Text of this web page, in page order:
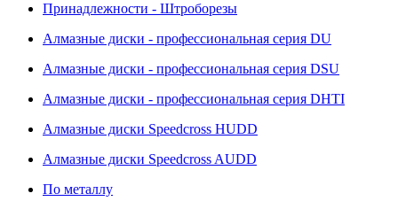
Принадлежности - Штроборезы
Алмазные диски - профессиональная серия DU
Алмазные диски - профессиональная серия DSU
Алмазные диски - профессиональная серия DHTI
Алмазные диски Speedcross HUDD
Алмазные диски Speedcross AUDD
По металлу